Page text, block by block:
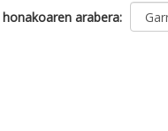
arabera